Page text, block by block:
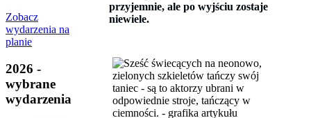
Zobacz
wydarzenia na
planie
2026 -
wybrane
wydarzenia
przyjemnie, ale po wyjściu zostaje
niewiele.